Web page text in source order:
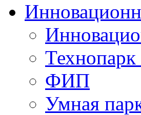
ФИП
Умная